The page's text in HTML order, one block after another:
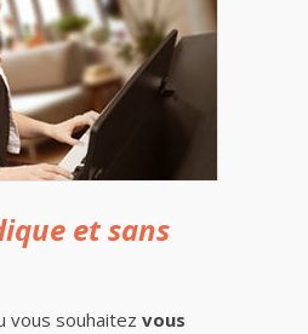
et sans
vous souhaitez vous